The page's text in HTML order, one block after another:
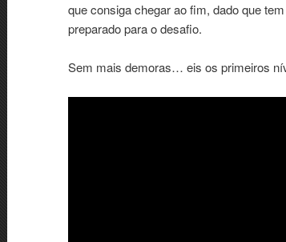
que consiga chegar ao fim, dado que
preparado para o desafio.
Sem mais demoras… eis os primeiros